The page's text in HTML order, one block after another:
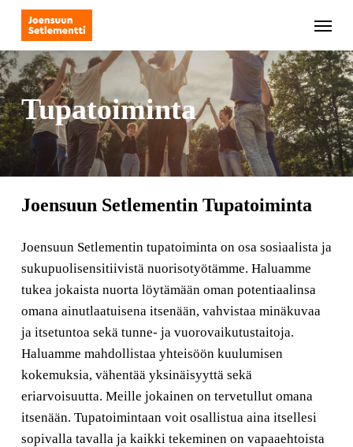
Skip
main
content
Menu
Tupatoiminta
Joensuun Setlementin Tupatoiminta
Joensuun Setlementin tupatoiminta on osa sosiaalista ja
sukupuolisensitiivistä nuorisotyötämme. Haluamme
tukea jokaista nuorta löytämään oman potentiaalinsa
omana ainutlaatuisena itsenään, vahvistaa minäkuvaa
ja itsetuntoa sekä tunne- ja vuorovaikutustaitoja.
Haluamme mahdollistaa yhteisöön kuulumisen
kokemuksia, vähentää yksinäisyyttä sekä
eriarvoisuutta. Meille jokainen on tervetullut omana
itsenään. Tupatoimintaan voit osallistua aina itsellesi
sopivalla tavalla ja kaikki tekeminen on vapaaehtoista